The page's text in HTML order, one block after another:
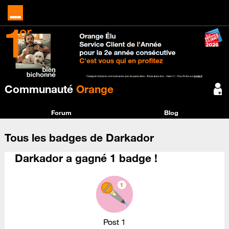
Communauté Orange
Forum Blog
Tous les badges de Darkador
Darkador a gagné 1 badge !
Post 1